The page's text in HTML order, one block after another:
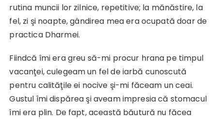
rutina muncii lor zilnice, repetitive; la mănăstire, la
fel, zi şi noapte, gândirea mea era ocupată doar de
practica Dharmei.
Fiindcă îmi era greu să-mi procur hrana pe timpul
vacanţei, culegeam un fel de iarbă cunoscută
pentru calităţile ei nocive şi-mi făceam un ceai.
Gustul îmi dispărea şi aveam impresia că stomacul
îmi era plin. De fapt, această băutură nu făcea